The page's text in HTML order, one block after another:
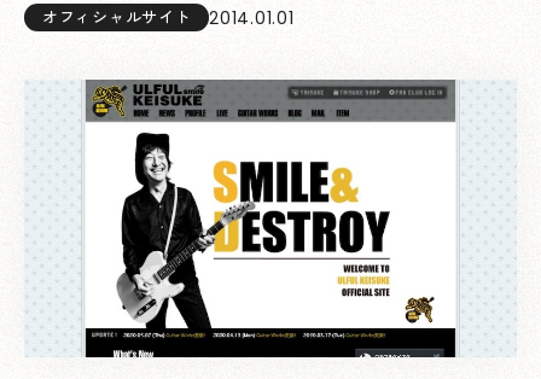
オフィシャルサイト 2014.01.01